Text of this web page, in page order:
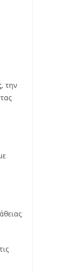
, την